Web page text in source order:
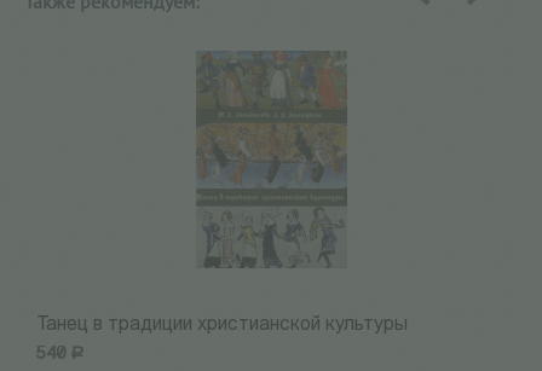
Танец в традиции христианской культуры
540 Р